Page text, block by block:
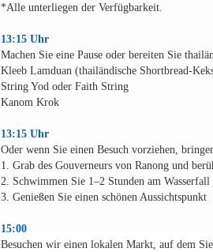
*Alle unterliegen der Verfügbarkeit.
13:15 Uhr
Machen Sie eine Pause oder bereiten Sie
Kleeb Lamduan (thailändische Shortbread-
String Yod oder Faith String
Kanom Krok
13:15 Uhr
Oder wenn Sie einen Besuch vorziehen,
1. Grab des Gouverneurs von Ranong und
2. Schwimmen Sie 1–2 Stunden am Wasserfall
3. Genießen Sie einen schönen Aussichtspunkt
15:00
Besuchen wir einen lokalen Markt, auf dem